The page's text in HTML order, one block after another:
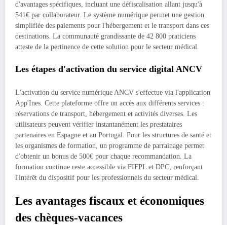
d'avantages spécifiques, incluant une défiscalisation allant jusqu'à
541€ par collaborateur. Le système numérique permet une gestion
simplifiée des paiements pour l'hébergement et le transport dans ces
destinations. La communauté grandissante de 42 800 praticiens
atteste de la pertinence de cette solution pour le secteur médical.
Les étapes d'activation du service digital ANCV
L'activation du service numérique ANCV s'effectue via l'application
App'Ines. Cette plateforme offre un accès aux différents services :
réservations de transport, hébergement et activités diverses. Les
utilisateurs peuvent vérifier instantanément les prestataires
partenaires en Espagne et au Portugal. Pour les structures de santé et
les organismes de formation, un programme de parrainage permet
d'obtenir un bonus de 500€ pour chaque recommandation. La
formation continue reste accessible via FIFPL et DPC, renforçant
l'intérêt du dispositif pour les professionnels du secteur médical.
Les avantages fiscaux et économiques
des chèques-vacances